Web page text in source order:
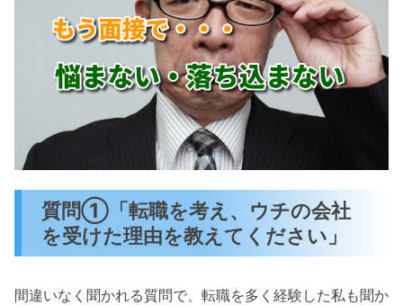
残業などの労働に関する時間の
場合
質問②これまでの経験がこの会社でどのよ
うに活かされますか？
頭を悩ませたのが異業種からの転職
質問③前職での成功・失敗体験をそれぞれ
失敗談を人に伝えることは意外と難し
い！
質問①「転職を考え、ウチの会社
を受けた理由を教えてください」
間違いなく聞かれる質問で、転職を多く経験した私も聞か